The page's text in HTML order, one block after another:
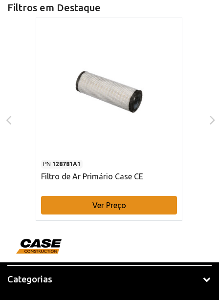
Filtros em Destaque
PN 128781A1
Filtro de Ar Primário Case CE
Ver Preço
Categorias